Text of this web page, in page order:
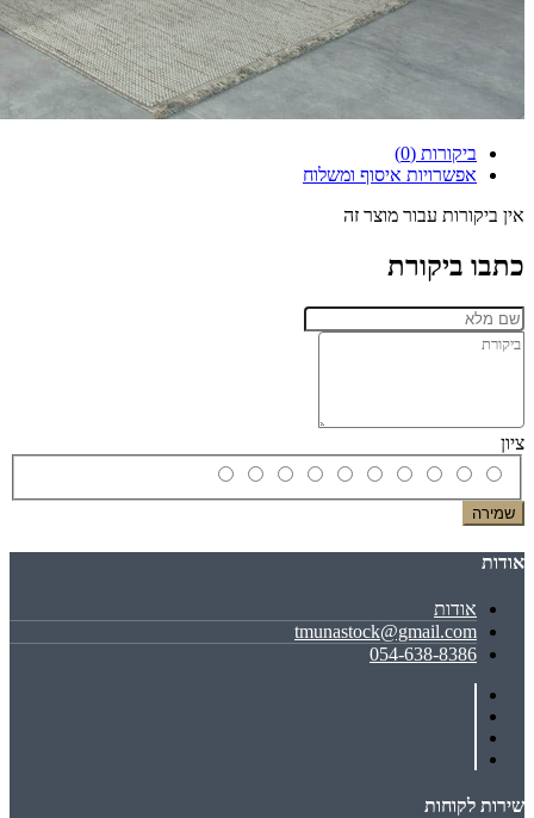
ביקורות (0)
אפשרויות איסוף ומשלוח
אין ביקורות עבור מוצר זה
כתבו ביקורת
ציון
שמירה
אודות
אודות
tmunastock@gmail.com
054-638-8386
שירות לקוחות